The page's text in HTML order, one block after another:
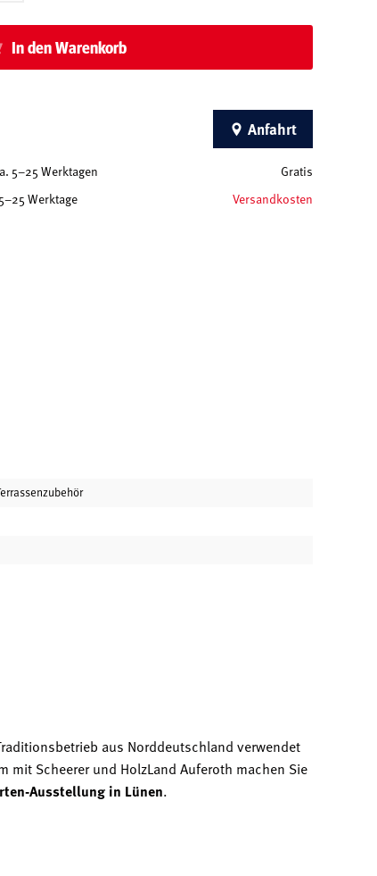
In den Warenkorb
Anfahrt
5–25 Werktagen Gratis
Werktage Versandkosten
aus Norddeutschland verwendet
mit Scheerer und HolzLand Auferoth machen Sie
Ausstellung in Lünen.